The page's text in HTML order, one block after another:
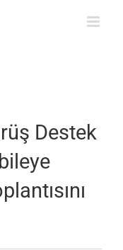
Destek